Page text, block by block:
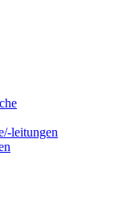
leitungen